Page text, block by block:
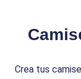
Crea tus